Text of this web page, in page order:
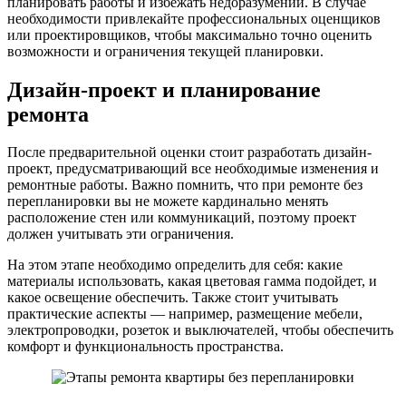
необходимости привлекайте профессиональных оценщиков
или проектировщиков, чтобы максимально точно оценить
возможности и ограничения текущей планировки.
Дизайн-проект и планирование
ремонта
После предварительной оценки стоит разработать дизайн-
проект, предусматривающий все необходимые изменения и
ремонтные работы. Важно помнить, что при ремонте без
перепланировки вы не можете кардинально менять
расположение стен или коммуникаций, поэтому проект
должен учитывать эти ограничения.
На этом этапе необходимо определить для себя: какие
материалы использовать, какая цветовая гамма подойдет, и
какое освещение обеспечить. Также стоит учитывать
практические аспекты — например, размещение мебели,
электропроводки, розеток и выключателей, чтобы обеспечить
комфорт и функциональность пространства.